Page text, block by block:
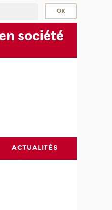
société
ACTUALITÉS